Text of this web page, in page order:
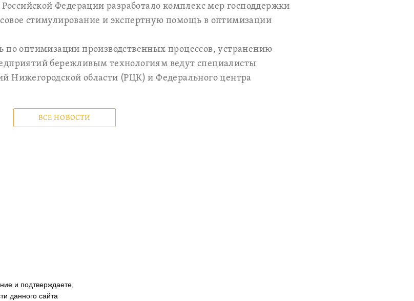
Федерации разработало комплекс мер господдержки
стимулирование и экспертную помощь в оптимизации
по оптимизации производственных процессов, устранению
бережливым технологиям ведут специалисты
Нижегородской области (РЦК) и Федерального центра
ВСЕ НОВОСТИ
и подтверждаете,
данного сайта